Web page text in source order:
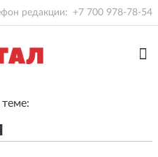
редакции: +7 700 978-78-54